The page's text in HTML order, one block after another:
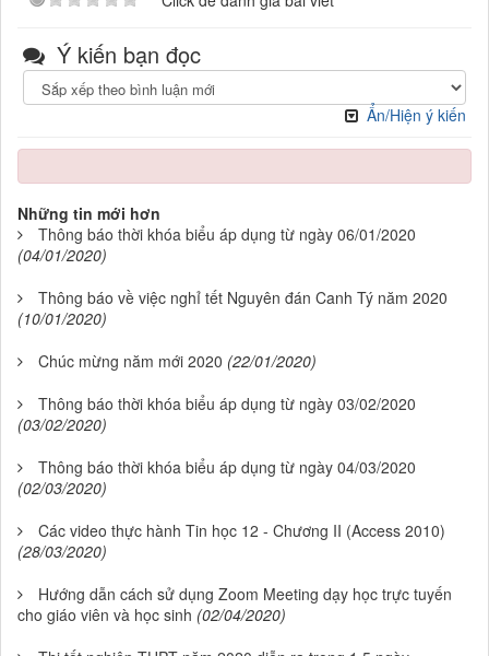
Ý kiến bạn đọc
Ẩn/Hiện ý kiến
Những tin mới hơn
Thông báo thời khóa biểu áp dụng từ ngày 06/01/2020
(04/01/2020)
Thông báo về việc nghỉ tết Nguyên đán Canh Tý năm 2020
(10/01/2020)
Chúc mừng năm mới 2020 (22/01/2020)
Thông báo thời khóa biểu áp dụng từ ngày 03/02/2020
(03/02/2020)
Thông báo thời khóa biểu áp dụng từ ngày 04/03/2020
(02/03/2020)
Các video thực hành Tin học 12 - Chương II (Access 2010)
(28/03/2020)
Hướng dẫn cách sử dụng Zoom Meeting dạy học trực tuyến
cho giáo viên và học sinh (02/04/2020)